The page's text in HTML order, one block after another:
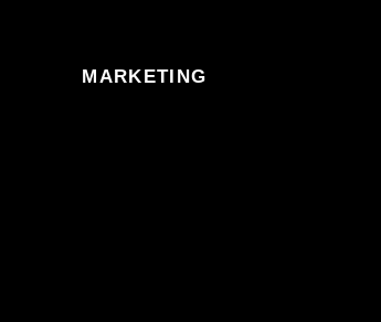
MARKETING